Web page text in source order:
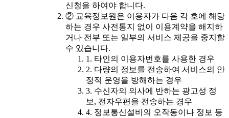
신청을 하여야 합니다.
② 교육정보원은 이용자가 다음 각 호에 해당
하는 경우 사전통지 없이 이용계약을 해지하
거나 전부 또는 일부의 서비스 제공을 중지할
수 있습니다.
1. 타인의 이용자번호를 사용한 경우
2. 다량의 정보를 전송하여 서비스의 안
정적 운영을 방해하는 경우
3. 수신자의 의사에 반하는 광고성 정
보, 전자우편을 전송하는 경우
4. 정보통신설비의 오작동이나 정보 등